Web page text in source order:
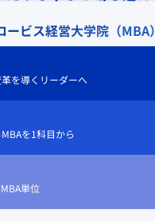
ービス経営大学院（MBA）
を導くリーダーへ
を1科目から
単位